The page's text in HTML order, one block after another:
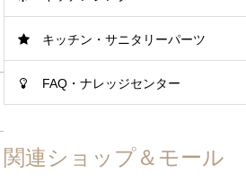
キッチン・サニタリーパーツ
FAQ・ナレッジセンター
関連ショップ＆モール